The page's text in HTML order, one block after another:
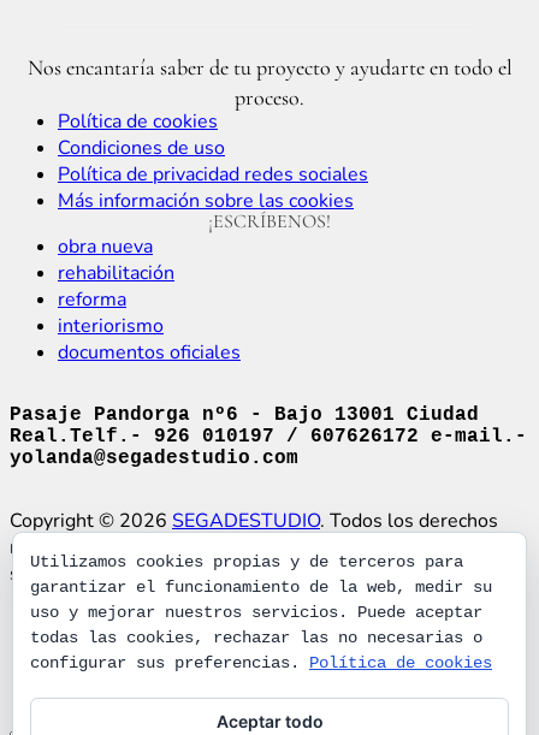
Nos encantaría saber de tu proyecto y ayudarte en todo el
proceso.
¡ESCRÍBENOS!
Política de cookies
Condiciones de uso
Política de privacidad redes sociales
Más información sobre las cookies
obra nueva
rehabilitación
reforma
interiorismo
documentos oficiales
Pasaje Pandorga nº6 - Bajo 13001 Ciudad
Real.Telf.- 926 010197 / 607626172 e-mail.-
yolanda@segadestudio.com
Copyright © 2026 SEGADESTUDIO. Todos los derechos
reservados. Tema
segadestudio. Funciona conWordPress.
QUIÉNES SOMOS
QUÉ HACEMOS
PROYECTOS
CONTÁCTANOS
Utilizamos cookies propias y de terceros para
garantizar el funcionamiento de la web, medir su
uso y mejorar nuestros servicios. Puede aceptar
todas las cookies, rechazar las no necesarias o
configurar sus preferencias. Política de cookies
Aceptar todo